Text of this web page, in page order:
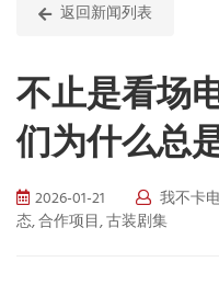
返回新闻列表
不止是看场
们为什么总
2026-01-21 我不卡
态, 合作项目, 古装剧集